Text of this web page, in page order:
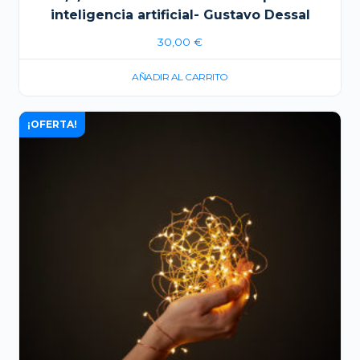
inteligencia artificial- Gustavo Dessal
30,00 €
AÑADIR AL CARRITO
¡OFERTA!